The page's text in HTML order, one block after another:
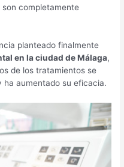
son completamente
planteado finalmente
en la ciudad de Málaga,
de los tratamientos se
ha aumentado su eficacia.